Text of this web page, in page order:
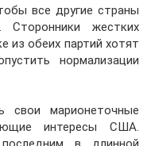
все другие страны
Сторонники жестких
из обеих партий хотят
нормализации
свои марионеточные
интересы США.